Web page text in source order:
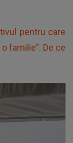
pentru care
familie”. De ce